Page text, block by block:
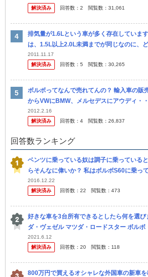
解決済み
回答数： 2 閲覧数： 31,061
排気量が1.6Lという車が多く存在していま
は、1.5L以上2.0L未満までが同じなのに、
在しているのでしょうか？ またボルボのS60
2011.11.17
解決済み
回答数： 5 閲覧数： 30,265
ボルボってなんで売れてんの？ 輸入車の販
からVWにBMW、メルセデスにアウディ・
るけれども、次点でボルボって・・ ボルボ
りよ...
2012.2.16
解決済み
回答数： 4 閲覧数： 26,837
回答数ランキング
ベンツに乗っている奴は調子に乗っている
らそんなに偉いか？ 私はボルボS60に乗っ
の駐車場でS60の自動パーキングを使って駐
2016.12.22
解決済み
回答数： 22 閲覧数： 473
好きな車を3台所有できるとしたら何を選
ダ・ヴェゼル マツダ・ロードスター ボルボ
2021.6.12
解決済み
回答数： 20 閲覧数： 118
800万円で買えるオシャレな外国車の新車